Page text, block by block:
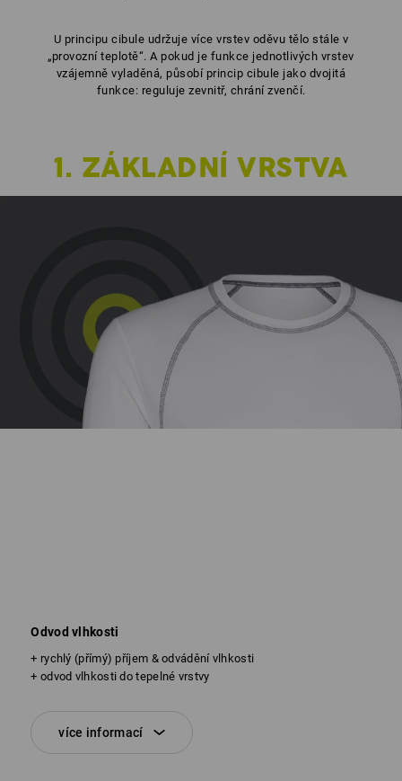
U principu cibule udržuje více vrstev oděvu tělo stále v
„provozní teplotě“. A pokud je funkce jednotlivých vrstev
vzájemně vyladěná, působí princip cibule jako dvojitá
funkce: reguluje zevnitř, chrání zvenčí.
1. ZÁKLADNÍ VRSTVA
Odvod vlhkosti
+ rychlý (přímý) příjem & odvádění vlhkosti
+ odvod vlhkosti do tepelné vrstvy
více informací